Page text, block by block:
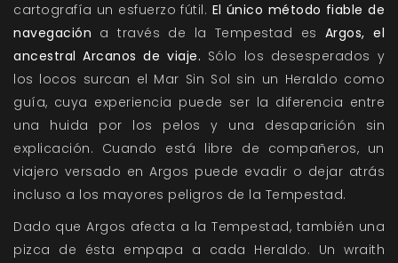
cartografía un esfuerzo fútil. El único método fiable de
navegación a través de la Tempestad es Argos, el
ancestral Arcanos de viaje. Sólo los desesperados y
los locos surcan el Mar Sin Sol sin un Heraldo como
guía, cuya experiencia puede ser la diferencia entre
una huida por los pelos y una desaparición sin
explicación. Cuando está libre de compañeros, un
viajero versado en Argos puede evadir o dejar atrás
incluso a los mayores peligros de la Tempestad.
Dado que Argos afecta a la Tempestad, también una
pizca de ésta empapa a cada Heraldo. Un wraith